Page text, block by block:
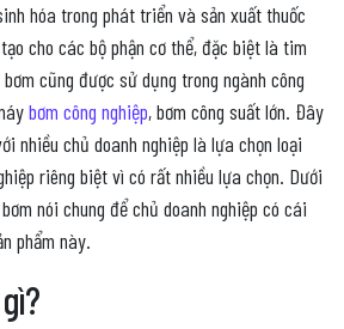
hóa trong phát triển và sản xuất thuốc
cho các bộ phận cơ thể, đặc biệt là tim
cũng được sử dụng trong ngành công
bơm công nghiệp, bơm công suất lớn. Đây
nhiều chủ doanh nghiệp là lựa chọn loại
riêng biệt vì có rất nhiều lựa chọn. Dưới
nói chung để chủ doanh nghiệp có cái
phẩm này.